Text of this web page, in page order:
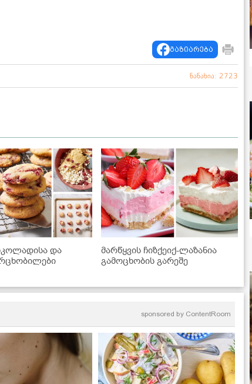
გაზიარება
ნანახია: 2723
და
მარწყვის ჩიზქეიქ-ლაზანია
გამოცხობის გარეშე
sponsored by ContentRoom